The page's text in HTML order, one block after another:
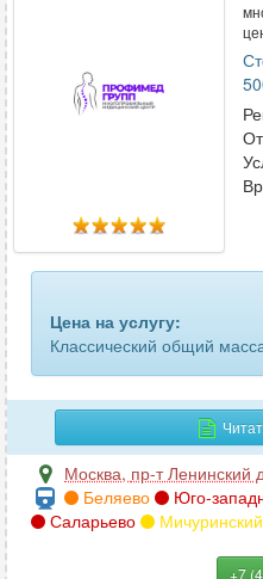
Цена на услугу:
Классический общий
Москва, пр-т Ленинский
Беляево
Юго-
Саларьево
+7